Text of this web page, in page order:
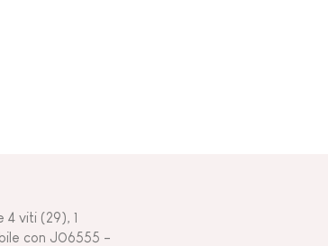
viti (29), 1
con J06555 -